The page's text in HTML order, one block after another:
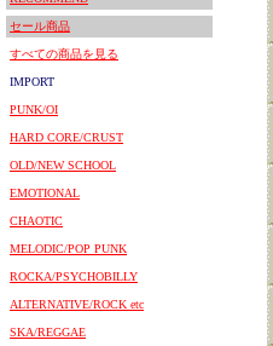
セール商品
すべての商品を見る
IMPORT
PUNK/OI
HARD CORE/CRUST
OLD/NEW SCHOOL
EMOTIONAL
CHAOTIC
MELODIC/POP PUNK
ROCKA/PSYCHOBILLY
ALTERNATIVE/ROCK etc
SKA/REGGAE